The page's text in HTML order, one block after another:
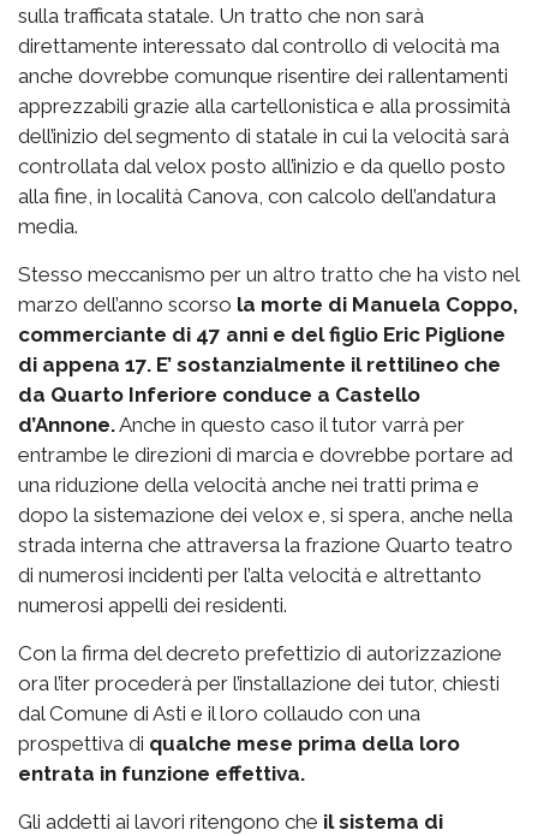
sulla trafficata statale. Un tratto che non sarà
direttamente interessato dal controllo di velocità ma
anche dovrebbe comunque risentire dei rallentamenti
apprezzabili grazie alla cartellonistica e alla prossimità
dell’inizio del segmento di statale in cui la velocità sarà
controllata dal velox posto all’inizio e da quello posto
alla fine, in località Canova, con calcolo dell’andatura
media.
Stesso meccanismo per un altro tratto che ha visto nel
marzo dell’anno scorso la morte di Manuela Coppo,
commerciante di 47 anni e del figlio Eric Piglione
di appena 17. E’ sostanzialmente il rettilineo che
da Quarto Inferiore conduce a Castello
d’Annone.Anche in questo caso il tutor varrà per
entrambe le direzioni di marcia e dovrebbe portare ad
una riduzione della velocità anche nei tratti prima e
dopo la sistemazione dei velox e, si spera, anche nella
strada interna che attraversa la frazione Quarto teatro
di numerosi incidenti per l’alta velocità e altrettanto
numerosi appelli dei residenti.
Con la firma del decreto prefettizio di autorizzazione
ora l’iter procederà per l’installazione dei tutor, chiesti
dal Comune di Asti e il loro collaudo con una
prospettiva di qualche mese prima della loro
entrata in funzione effettiva.
Gli addetti ai lavori ritengono che il sistema di